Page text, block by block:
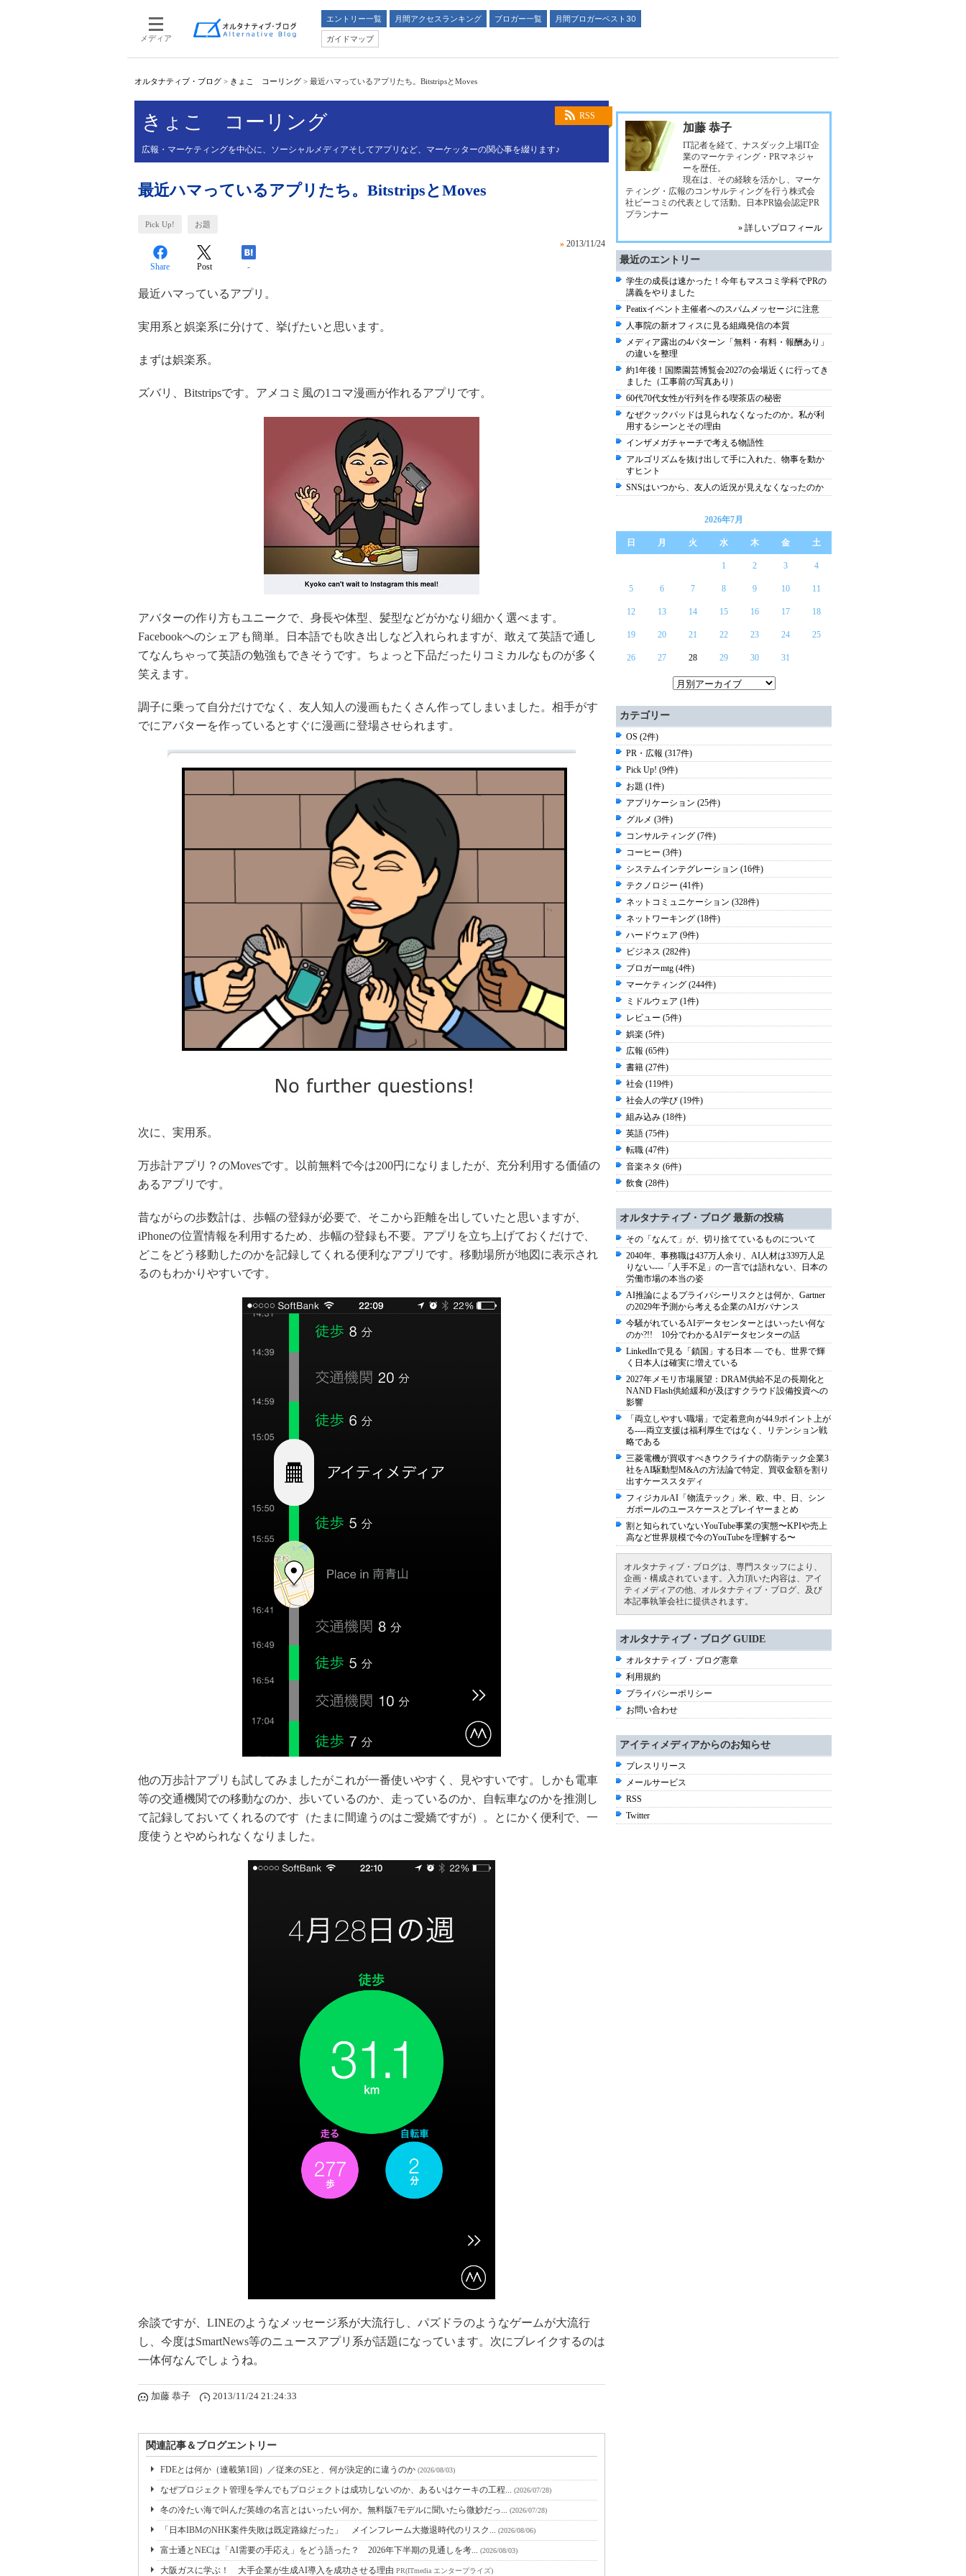
メディア
エントリー一覧 月間アクセスランキング ブロガー一覧
月間ブロガーベスト30
ガイドマップ
オルタナティブ・ブログ > きょこ コーリング > 最近ハマっているアプリたち。BitstripsとMoves
RSS
きょこ コーリング
広報・マーケティングを中心に、ソーシャルメディアそしてアプリなど、マーケッターの関心事を綴ります♪
最近ハマっているアプリたち。BitstripsとMoves
Pick Up! お題
» 2013/11/24
Share Post -
最近ハマっているアプリ。
実用系と娯楽系に分けて、挙げたいと思います。
まずは娯楽系。
ズバリ、Bitstripsです。アメコミ風の1コマ漫画が作れるアプリです。
アバターの作り方もユニークで、身長や体型、髪型などがかなり細かく選べます。
Facebookへのシェアも簡単。日本語でも吹き出しなど入れられますが、敢えて英語で通し
てなんちゃって英語の勉強もできそうです。ちょっと下品だったりコミカルなものが多く
笑えます。
調子に乗って自分だけでなく、友人知人の漫画もたくさん作ってしまいました。相手がす
でにアバターを作っているとすぐに漫画に登場させられます。
次に、実用系。
万歩計アプリ？のMovesです。以前無料で今は200円になりましたが、充分利用する価値の
あるアプリです。
昔ながらの歩数計は、歩幅の登録が必要で、そこから距離を出していたと思いますが、
iPhoneの位置情報を利用するため、歩幅の登録も不要。アプリを立ち上げておくだけで、
どこをどう移動したのかを記録してくれる便利なアプリです。移動場所が地図に表示され
るのもわかりやすいです。
他の万歩計アプリも試してみましたがこれが一番使いやすく、見やすいです。しかも電車
等の交通機関での移動なのか、歩いているのか、走っているのか、自転車なのかを推測し
て記録しておいてくれるのです（たまに間違うのはご愛嬌ですが）。とにかく便利で、一
度使うとやめられなくなりました。
余談ですが、LINEのようなメッセージ系が大流行し、パズドラのようなゲームが大流行
し、今度はSmartNews等のニュースアプリ系が話題になっています。次にブレイクするのは
一体何なんでしょうね。
加藤 恭子 2013/11/24 21:24:33
関連記事＆ブログエントリー
FDEとは何か（連載第1回）／従来のSEと、何が決定的に違うのか (2026/08/03)
なぜプロジェクト管理を学んでもプロジェクトは成功しないのか、あるいはケーキの工程... (2026/07/28)
冬の冷たい海で叫んだ英雄の名言とはいったい何か。無料版7モデルに聞いたら微妙だっ... (2026/07/28)
「日本IBMのNHK案件失敗は既定路線だった」 メインフレーム大撤退時代のリスク... (2026/08/06)
富士通とNECは「AI需要の手応え」をどう語った？ 2026年下半期の見通しを考... (2026/08/03)
大阪ガスに学ぶ！ 大手企業が生成AI導入を成功させる理由 PR(ITmedia エンタープライズ)
加藤 恭子
IT記者を経て、ナスダック上場IT企
業のマーケティング・PRマネジャ
ーを歴任。
現在は、その経験を活かし、マーケ
ティング・広報のコンサルティングを行う株式会
社ビーコミの代表として活動。日本PR協会認定PR
プランナー
» 詳しいプロフィール
最近のエントリー
学生の成長は速かった！今年もマスコミ学科でPRの
講義をやりました
Peatixイベント主催者へのスパムメッセージに注意
人事院の新オフィスに見る組織発信の本質
メディア露出の4パターン「無料・有料・報酬あり」
の違いを整理
約1年後！国際園芸博覧会2027の会場近くに行ってき
ました（工事前の写真あり）
60代70代女性が行列を作る喫茶店の秘密
なぜクックパッドは見られなくなったのか。私が利
用するシーンとその理由
インザメガチャーチで考える物語性
アルゴリズムを抜け出して手に入れた、物事を動か
すヒント
SNSはいつから、友人の近況が見えなくなったのか
2026年7月
日 月 火 水 木 金 土
1 2 3 4
5 6 7 8 9 10 11
12 13 14 15 16 17 18
19 20 21 22 23 24 25
26 27 28 29 30 31
カテゴリー
OS (2件)
PR・広報 (317件)
Pick Up! (9件)
お題 (1件)
アプリケーション (25件)
グルメ (3件)
コンサルティング (7件)
コーヒー (3件)
システムインテグレーション (16件)
テクノロジー (41件)
ネットコミュニケーション (328件)
ネットワーキング (18件)
ハードウェア (9件)
ビジネス (282件)
ブロガーmtg (4件)
マーケティング (244件)
ミドルウェア (1件)
レビュー (5件)
娯楽 (5件)
広報 (65件)
書籍 (27件)
社会 (119件)
社会人の学び (19件)
組み込み (18件)
英語 (75件)
転職 (47件)
音楽ネタ (6件)
飲食 (28件)
オルタナティブ・ブログ 最新の投稿
その「なんて」が、切り捨てているものについて
2040年、事務職は437万人余り、AI人材は339万人足
りない----「人手不足」の一言では語れない、日本の
労働市場の本当の姿
AI推論によるプライバシーリスクとは何か、Gartner
の2029年予測から考える企業のAIガバナンス
今騒がれているAIデータセンターとはいったい何な
のか?!! 10分でわかるAIデータセンターの話
LinkedInで見る「鎖国」する日本 ― でも、世界で輝
く日本人は確実に増えている
2027年メモリ市場展望：DRAM供給不足の長期化と
NAND Flash供給緩和が及ぼすクラウド設備投資への
影響
「両立しやすい職場」で定着意向が44.9ポイント上が
る----両立支援は福利厚生ではなく、リテンション戦
略である
三菱電機が買収すべきウクライナの防衛テック企業3
社をAI駆動型M&Aの方法論で特定、買収金額を割り
出すケーススタディ
フィジカルAI「物流テック」米、欧、中、日、シン
ガポールのユースケースとプレイヤーまとめ
割と知られていないYouTube事業の実態〜KPIや売上
高など世界規模で今のYouTubeを理解する〜
オルタナティブ・ブログは、専門スタッフにより、
企画・構成されています。入力頂いた内容は、アイ
ティメディアの他、オルタナティブ・ブログ、及び
本記事執筆会社に提供されます。
オルタナティブ・ブログ GUIDE
オルタナティブ・ブログ憲章
利用規約
プライバシーポリシー
お問い合わせ
アイティメディアからのお知らせ
プレスリリース
メールサービス
RSS
Twitter